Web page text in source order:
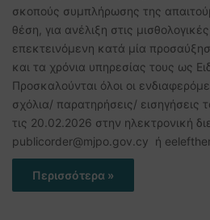
σκοπούς συμπλήρωσης της
θέση, για ανέλιξη στις
επεκτεινόμενη κατά μία
και τα χρόνια υπηρεσίας τους ως
Προσκαλούνται όλοι οι
σχόλια/ παρατηρήσεις/ εισηγήσεις
τις 20.02.2026 στην ηλεκτρονική
publicorder@mjpo.gov.cy ή
Περισσότερα »